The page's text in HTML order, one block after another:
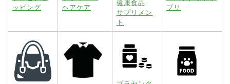
ッピング
ヘアケア
健康食品
サプリメン
ト
プリ